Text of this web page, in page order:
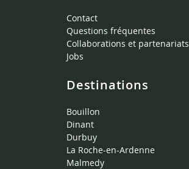
Contact
Questions fréquentes
Collaborations et partenariats
Jobs
Destinations
Bouillon
Dinant
Durbuy
La Roche-en-Ardenne
Malmedy